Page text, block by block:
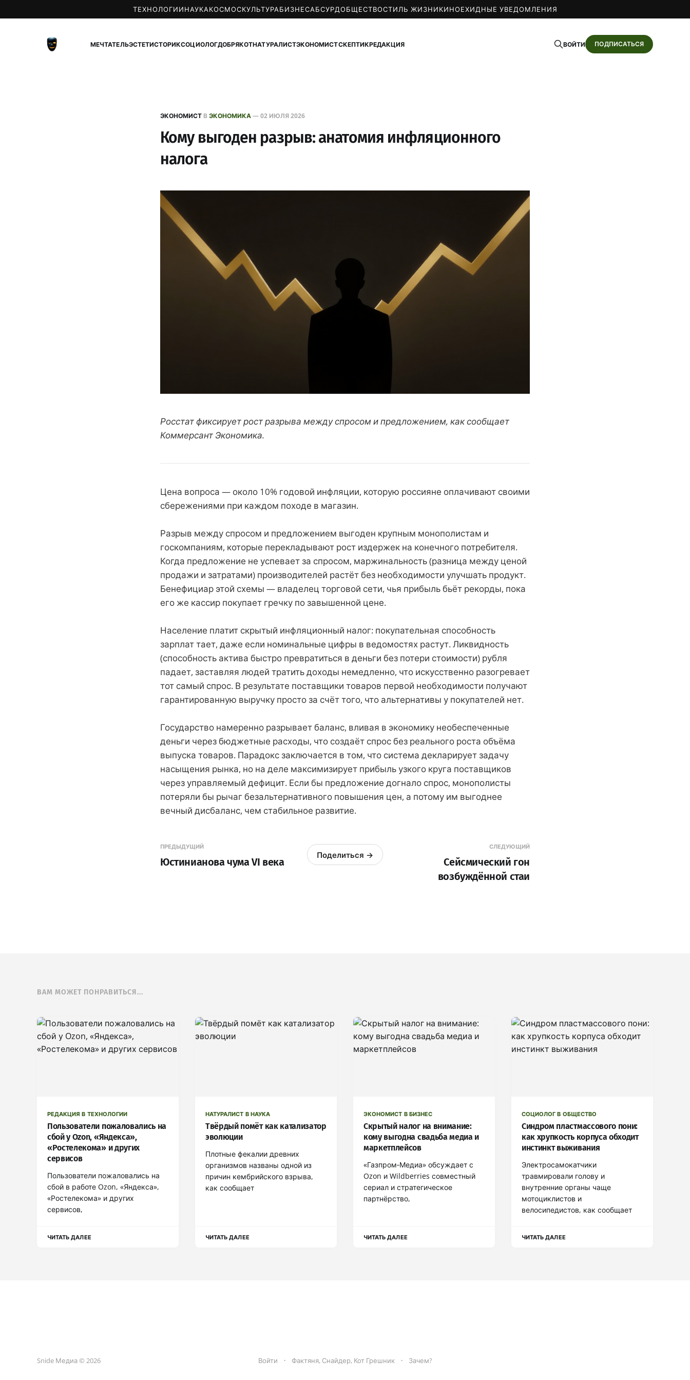
ТЕХНОЛОГИИНАУКАКОСМОСКУЛЬТУРАБИЗНЕСАБСУРДОБЩЕСТВОСТИЛЬ ЖИЗНИКИНОЕХИДНЫЕ УВЕДОМЛЕНИЯ
МЕЧТАТЕЛЬЭСТЕТИСТОРИКСОЦИОЛОГДОБРЯКОТНАТУРАЛИСТЭКОНОМИСТСКЕПТИКРЕДАКЦИЯ ВОЙТИ ПОДПИСАТЬСЯ
ЭКОНОМИСТ ВЭКОНОМИКА—02 ИЮЛЯ 2026
Кому выгоден разрыв: анатомия инфляционного
налога
Росстат фиксирует рост разрыва между спросом и предложением, как сообщает
Коммерсант Экономика.
Цена вопроса — около 10% годовой инфляции, которую россияне оплачивают своими
сбережениями при каждом походе в магазин.
Разрыв между спросом и предложением выгоден крупным монополистам и
госкомпаниям, которые перекладывают рост издержек на конечного потребителя.
Когда предложение не успевает за спросом, маржинальность (разница между ценой
продажи и затратами) производителей растёт без необходимости улучшать продукт.
Бенефициар этой схемы — владелец торговой сети, чья прибыль бьёт рекорды, пока
его же кассир покупает гречку по завышенной цене.
Население платит скрытый инфляционный налог: покупательная способность
зарплат тает, даже если номинальные цифры в ведомостях растут. Ликвидность
(способность актива быстро превратиться в деньги без потери стоимости) рубля
падает, заставляя людей тратить доходы немедленно, что искусственно разогревает
тот самый спрос. В результате поставщики товаров первой необходимости получают
гарантированную выручку просто за счёт того, что альтернативы у покупателей нет.
Государство намеренно разрывает баланс, вливая в экономику необеспеченные
деньги через бюджетные расходы, что создаёт спрос без реального роста объёма
выпуска товаров. Парадокс заключается в том, что система декларирует задачу
насыщения рынка, но на деле максимизирует прибыль узкого круга поставщиков
через управляемый дефицит. Если бы предложение догнало спрос, монополисты
потеряли бы рычаг безальтернативного повышения цен, а потому им выгоднее
вечный дисбаланс, чем стабильное развитие.
ПРЕДЫДУЩИЙ
Юстинианова чума VI века
Поделиться →
СЛЕДУЮЩИЙ
Сейсмический гон
возбуждённой стаи
ВАМ МОЖЕТ ПОНРАВИТЬСЯ...
РЕДАКЦИЯ В ТЕХНОЛОГИИ
Пользователи пожаловались на
сбой у Ozon, «Яндекса»,
«Ростелекома» и других
сервисов
Пользователи пожаловались на
сбой в работе Ozon, «Яндекса»,
«Ростелекома» и других
сервисов,
ЧИТАТЬ ДАЛЕЕ
НАТУРАЛИСТ В НАУКА
Твёрдый помёт как катализатор
эволюции
Плотные фекалии древних
организмов названы одной из
причин кембрийского взрыва,
как сообщает
ЧИТАТЬ ДАЛЕЕ
ЭКОНОМИСТ В БИЗНЕС
Скрытый налог на внимание:
кому выгодна свадьба медиа и
маркетплейсов
«Газпром‑Медиа» обсуждает с
Ozon и Wildberries совместный
сериал и стратегическое
партнёрство,
ЧИТАТЬ ДАЛЕЕ
СОЦИОЛОГ В ОБЩЕСТВО
Синдром пластмассового пони:
как хрупкость корпуса обходит
инстинкт выживания
Электросамокатчики
травмировали голову и
внутренние органы чаще
мотоциклистов и
велосипедистов, как сообщает
ЧИТАТЬ ДАЛЕЕ
Snide Медиа © 2026 Войти Фактяня, Снайдер, Кот Грешник Зачем?